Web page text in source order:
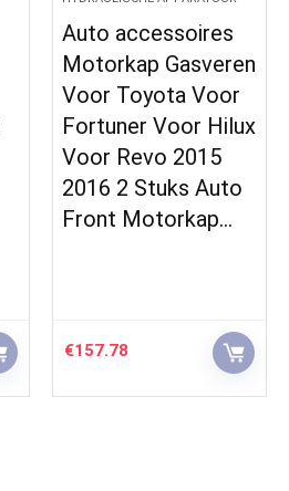
Auto accessoires
Motorkap Gasveren
Voor Toyota Voor
Fortuner Voor Hilux
Voor Revo 2015
2016 2 Stuks Auto
Front Motorkap…
€157.78